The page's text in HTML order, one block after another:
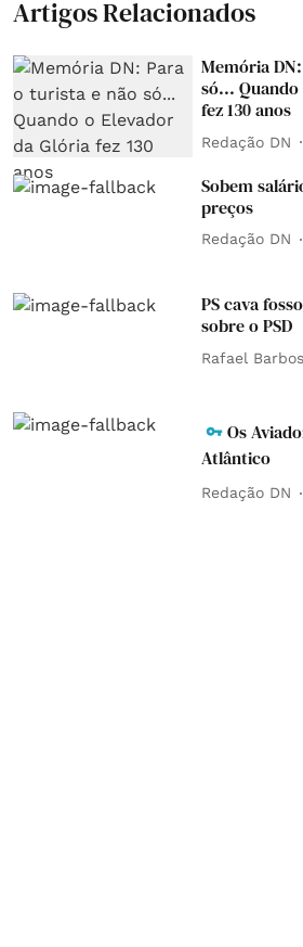
Artigos Relacionados
Memória
só...
fez 130 anos
Redação DN
Sobem
preços
Redação DN
PS cava
sobre o PSD
Rafael
Os
Atlântico
Redação DN